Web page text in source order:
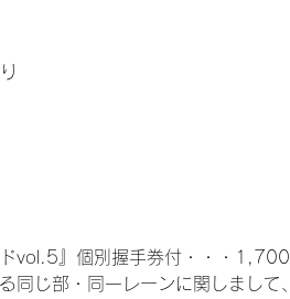
ドvol.5』個別握手券付・・・
同じ部・同一レーンに関しまし